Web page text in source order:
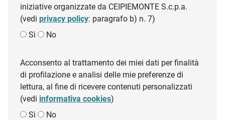
iniziative organizzate da CEIPIEMONTE S.c.p.a.
(vedi privacy policy: paragrafo b) n. 7)
Sì
No
Acconsento al trattamento dei miei dati per finalità
di profilazione e analisi delle mie preferenze di
lettura, al fine di ricevere contenuti personalizzati
(vedi informativa cookies)
Sì
No